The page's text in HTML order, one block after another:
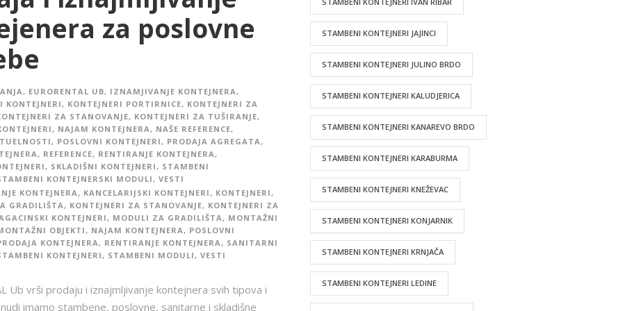
za poslovne
, EURORENTAL UB, IZNAMJIVANJE KONTEJNERA,
KONTEJNERI, KONTEJNERI PORTIRNICE, KONTEJNERI ZA
ZA STANOVANJE, KONTEJNERI ZA TUŠIRANJE,
, NAJAM KONTEJNERA, NAŠE REFERENCE,
, POSLOVNI KONTEJNERI, PRODAJA AGREGATA,
, REFERENCE, RENTIRANJE KONTEJNERA,
, SKLADIŠNI KONTEJNERI, STAMBENI
KONTEJNERSKI MODULI, VESTI
KONTEJNERA, KANCELARIJSKI KONTEJNERI, KONTEJNERI,
GRADILIŠTA, KONTEJNERI ZA STANOVANJE, KONTEJNERI ZA
KONTEJNERI, MODULI ZA GRADILIŠTA, MONTAŽNI
OBJEKTI, NAJAM KONTEJNERA, POSLOVNI
KONTEJNERA, RENTIRANJE KONTEJNERA, SANITARNI
KONTEJNERI, STAMBENI MODULI, VESTI
Ub vrši prodaju i iznajmljivanje kontejnera svih tipova i
imamo stambene, poslovne, sanitarne i skladišne
STAMBENI KONTEJNERI JAJINCI
STAMBENI KONTEJNERI JULINO BRDO
STAMBENI KONTEJNERI KALUDJERICA
STAMBENI KONTEJNERI KANAREVO BRDO
STAMBENI KONTEJNERI KARABURMA
STAMBENI KONTEJNERI KNEŽEVAC
STAMBENI KONTEJNERI KONJARNIK
STAMBENI KONTEJNERI KRNJAČA
STAMBENI KONTEJNERI LEDINE